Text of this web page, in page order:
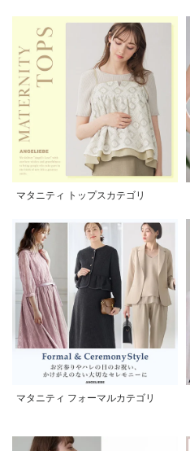
マタニティ トップスカテゴリ
マタニティ フォーマルカテゴリ